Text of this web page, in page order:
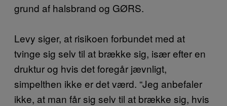
grund af halsbrand og GØRS.
Levy siger, at risikoen forbundet med at
tvinge sig selv til at brække sig, især efter en
druktur og hvis det foregår jævnligt,
simpelthen ikke er det værd. “Jeg anbefaler
ikke, at man får sig selv til at brække sig, hvis